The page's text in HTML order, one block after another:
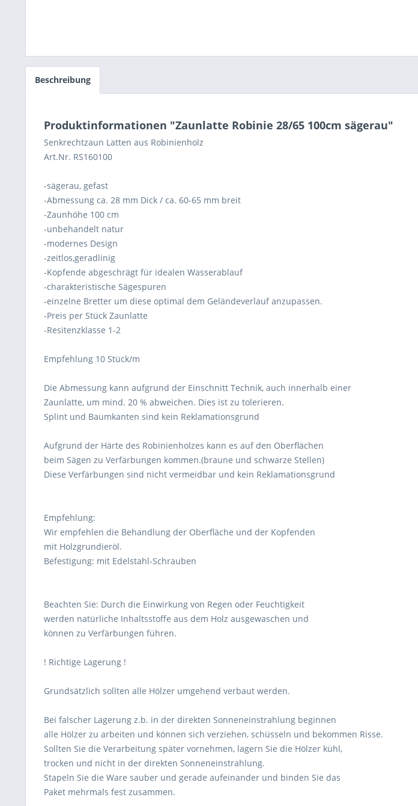
Beschreibung
Produktinformationen "Zaunlatte Robinie 28/65 100cm sägerau"
Senkrechtzaun Latten aus Robinienholz
Art.Nr. RS160100
-sägerau, gefast
-Abmessung ca. 28 mm Dick / ca. 60-65 mm breit
-Zaunhöhe 100 cm
-unbehandelt natur
-modernes Design
-zeitlos,geradlinig
-Kopfende abgeschrägt für idealen Wasserablauf
-charakteristische Sägespuren
-einzelne Bretter um diese optimal dem Geländeverlauf anzupassen.
-Preis per Stück Zaunlatte
-Resitenzklasse 1-2
Empfehlung 10 Stück/m
Die Abmessung kann aufgrund der Einschnitt Technik, auch innerhalb einer
Zaunlatte, um mind. 20 % abweichen. Dies ist zu tolerieren.
Splint und Baumkanten sind kein Reklamationsgrund
Aufgrund der Härte des Robinienholzes kann es auf den Oberflächen
beim Sägen zu Verfärbungen kommen.(braune und schwarze Stellen)
Diese Verfärbungen sind nicht vermeidbar und kein Reklamationsgrund
Empfehlung:
Wir empfehlen die Behandlung der Oberfläche und der Kopfenden
mit Holzgrundieröl.
Befestigung: mit Edelstahl-Schrauben
Beachten Sie: Durch die Einwirkung von Regen oder Feuchtigkeit
werden natürliche Inhaltsstoffe aus dem Holz ausgewaschen und
können zu Verfärbungen führen.
! Richtige Lagerung !
Grundsätzlich sollten alle Hölzer umgehend verbaut werden.
Bei falscher Lagerung z.b. in der direkten Sonneneinstrahlung beginnen
alle Hölzer zu arbeiten und können sich verziehen, schüsseln und bekommen Risse.
Sollten Sie die Verarbeitung später vornehmen, lagern Sie die Hölzer kühl,
trocken und nicht in der direkten Sonneneinstrahlung.
Stapeln Sie die Ware sauber und gerade aufeinander und binden Sie das
Paket mehrmals fest zusammen.